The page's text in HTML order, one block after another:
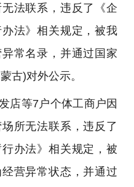
法联系，违反了《企
法》相关规定，被我
常名录，并通过国家
古)对外公示。
等7户个体工商户因
所无法联系，违反了
办法》相关规定，被
营异常状态，并通过